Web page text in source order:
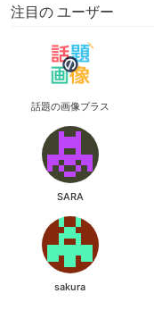
注目の ユーザー
話題の画像プラス
SARA
sakura